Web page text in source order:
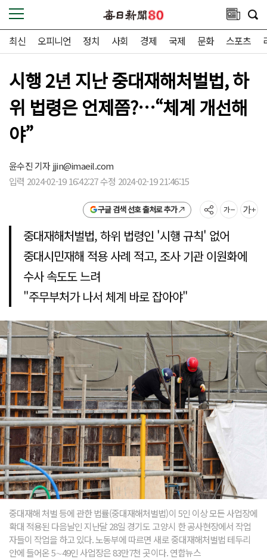
최신 오피니언 정치 사회 경제 국제 문화 스포츠
시행 2년 지난 중대재해처벌법, 하
위 법령은 언제쯤?…“체계 개선해
야”
윤수진 기자jjin@imaeil.com
입력 2024-02-19 16:42:27 수정 2024-02-19 21:46:15
구글 검색 선호 출처로 추가
중대재해처벌법, 하위 법령인 '시행 규칙' 없어
중대시민재해 적용 사례 적고, 조사 기관 이원화에
수사 속도도 느려
"주무부처가 나서 체계 바로 잡아야"
중대재해 처벌 등에 관한 법률(중대재해처벌법)이 5인 이상 모든 사업장에
확대 적용된 다음날인 지난달 28일 경기도 고양시 한 공사현장에서 작업
자들이 작업을 하고 있다. 노동부에 따르면 새로 중대재해처벌법 테두리
안에 들어온 5∼49인 사업장은 83만7천 곳이다. 연합뉴스